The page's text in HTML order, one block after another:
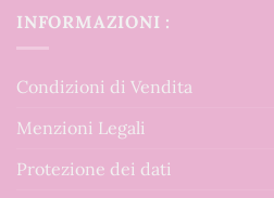
INFORMAZIONI :
Condizioni di Vendita
Menzioni Legali
Protezione dei dati